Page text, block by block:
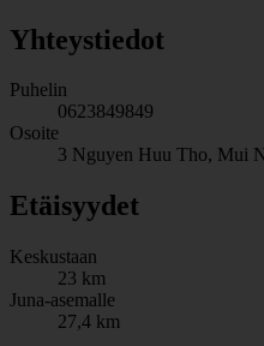
Yhteystiedot
Puhelin
0623849849
Osoite
3 Nguyen Huu Tho, Mui
Etäisyydet
Keskustaan
23 km
Juna-asemalle
27,4 km